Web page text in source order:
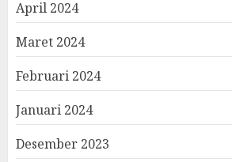
April 2024
Maret 2024
Februari 2024
Januari 2024
Desember 2023